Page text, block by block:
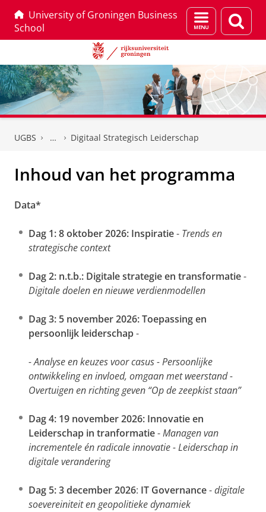
University of Groningen Business
School
Menu
en
UGBS Digitaal Strategisch Leiderschap
Inhoud van het programma
Data*
Dag 1: 8 oktober 2026: Inspiratie- Trends en
strategische context
Dag 2: n.t.b.: Digitale strategie en transformatie-
Digitale doelen en nieuwe verdienmodellen
Dag 3: 5 november 2026:Toepassing en
persoonlijk leiderschap-
- Analyse en keuzes voor casus - Persoonlijke
ontwikkeling en invloed, omgaan met weerstand -
Overtuigen en richting geven “Op de zeepkist staan”
Dag 4: 19 november 2026: Innovatie en
Leiderschap in tranformatie-Managen van
incrementele én radicale innovatie - Leiderschap in
digitale verandering
Dag 5: 3 december 2026: IT Governance-digitale
soevereiniteit en geopolitieke dynamiek